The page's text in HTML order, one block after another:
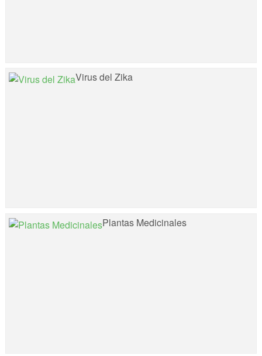
Virus del Zika
Plantas Medicinales